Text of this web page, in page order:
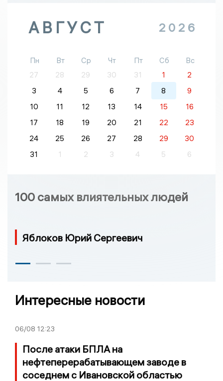
АВГУСТ 2026
Пн Вт Ср Чт Пт Сб
Вс
27
28 29 30 31 1
2
3
4 5 6 7 8
9
10
11 12 13 14 15
16
17
18 19 20 21 22
23
24
25 26 27 28 29
30
31
1 2 3 4 5 6
100 самых влиятельных людей
Яблоков Юрий Сергеевич
Интересные новости
06/08 12:23
После атаки БПЛА на
нефтеперерабатывающем заводе в
соседнем с Ивановской областью